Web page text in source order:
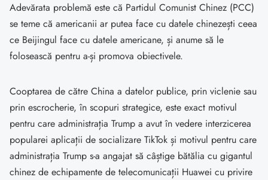
Adevărata problemă este că Partidul Comunist Chinez (PCC)
se teme că americanii ar putea face cu datele chinezești ceea
ce Beijingul face cu datele americane, și anume să le
folosească pentru a-și promova obiectivele.
Cooptarea de către China a datelor publice, prin viclenie sau
prin escrocherie, în scopuri strategice, este exact motivul
pentru care administrația Trump a avut în vedere interzicerea
popularei aplicații de socializare TikTok și motivul pentru care
administrația Trump s-a angajat să câștige bătălia cu gigantul
chinez de echipamente de telecomunicații Huawei cu privire